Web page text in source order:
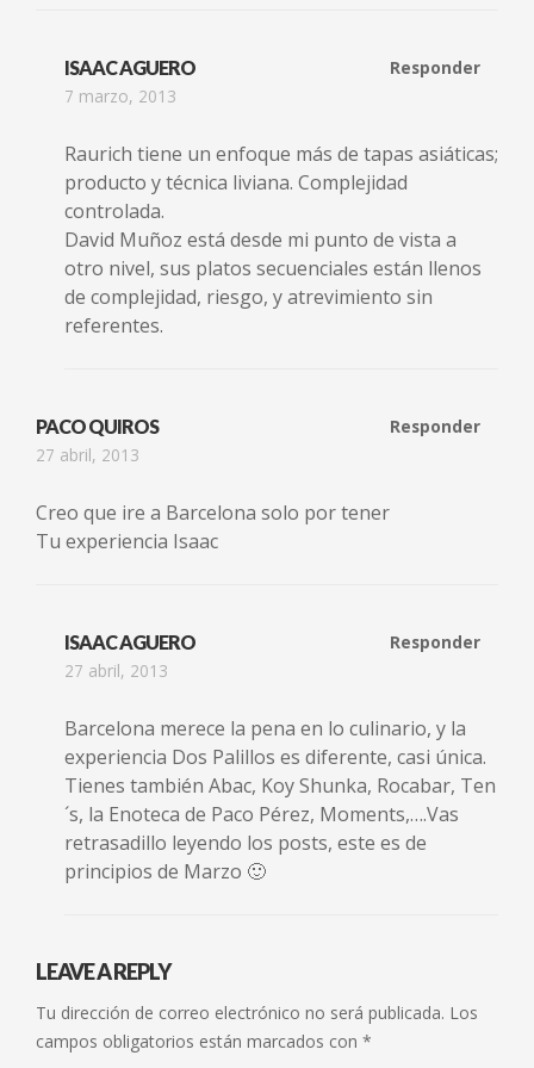
ISAAC AGUERO
7 marzo, 2013
Responder
Raurich tiene un enfoque más de tapas asiáticas;
producto y técnica liviana. Complejidad
controlada.
David Muñoz está desde mi punto de vista a
otro nivel, sus platos secuenciales están llenos
de complejidad, riesgo, y atrevimiento sin
referentes.
PACO QUIROS
27 abril, 2013
Responder
Creo que ire a Barcelona solo por tener
Tu experiencia Isaac
ISAAC AGUERO
27 abril, 2013
Responder
Barcelona merece la pena en lo culinario, y la
experiencia Dos Palillos es diferente, casi única.
Tienes también Abac, Koy Shunka, Rocabar, Ten
´s, la Enoteca de Paco Pérez, Moments,….Vas
retrasadillo leyendo los posts, este es de
principios de Marzo 🙂
LEAVE A REPLY
Tu dirección de correo electrónico no será publicada. Los
campos obligatorios están marcados con *